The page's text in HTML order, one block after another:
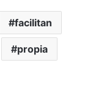
facilitan
propia